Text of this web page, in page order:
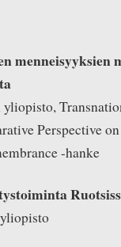
menneisyyksien
Perspective
-hanke